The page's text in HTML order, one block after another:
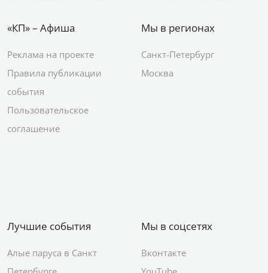
«КП» – Афиша
Реклама на проекте
Правила публикации
события
Пользовательское
соглашение
Мы в регионах
Санкт-Петербург
Москва
Лучшие события
Алые паруса в Санкт
Мы в соцсетях
Вконтакте